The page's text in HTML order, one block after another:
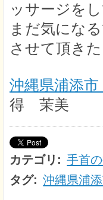
ッサージを
まだ気にな
させて頂き
沖縄県浦添
得 茉美
カテゴリ : 手首
タグ: 沖縄県浦